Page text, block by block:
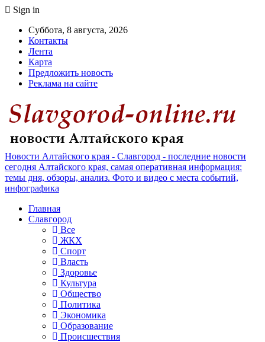
Sign in
Суббота, 8 августа, 2026
Контакты
Лента
Карта
Предложить новость
Реклама на сайте
Новости Алтайского края - Славгород - последние новости
сегодня Алтайского края, самая оперативная информация:
темы дня, обзоры, анализ. Фото и видео с места событий,
инфографика
Главная
Славгород
Все
ЖКХ
Спорт
Власть
Здоровье
Культура
Общество
Политика
Экономика
Образование
Происшествия